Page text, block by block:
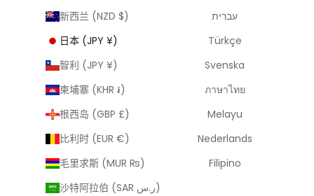
新西兰 (NZD $)
日本 (JPY ¥)
智利 (JPY ¥)
柬埔寨 (KHR ៛)
根西岛 (GBP £)
比利时 (EUR €)
毛里求斯 (MUR ₨)
沙特阿拉伯 (SAR ر.س)
עברית
Türkçe
Svenska
ภาษาไทย
Melayu
Nederlands
Filipino